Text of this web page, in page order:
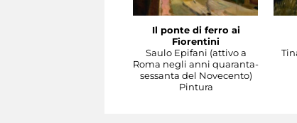
Il ponte di ferro ai
Fiorentini
Saulo Epifani (attivo a
Roma negli anni quaranta-
sessanta del Novecento)
Pintura